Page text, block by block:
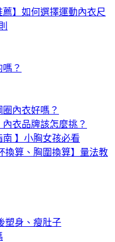
薦】如何選擇運動內衣尺
？
內衣好嗎？
內衣品牌該怎麼挑？
南 】小胸女孩必看
換算、胸圍換算】量法教
塑身、瘦肚子